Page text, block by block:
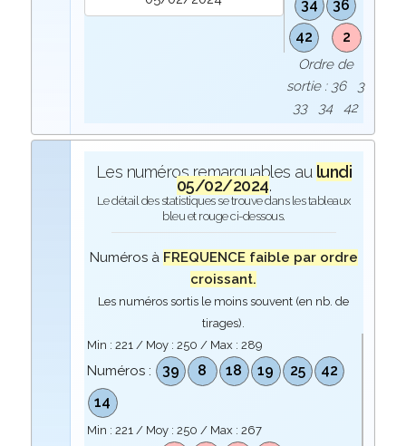
34
36
42
2
Ordre de
sortie : 36 3
33 34 42
Les numéros remarquables au lundi
05/02/2024.
Le détail des statistiques se trouve dans les tableaux
bleu et rouge ci-dessous.
Numéros à FREQUENCE faible par ordre
croissant.
Les numéros sortis le moins souvent (en nb. de
tirages).
Min : 221/ Moy : 250 / Max : 289
Numéros : 39 8 18 19 25
42
14
Min : 221/ Moy : 250 / Max : 267